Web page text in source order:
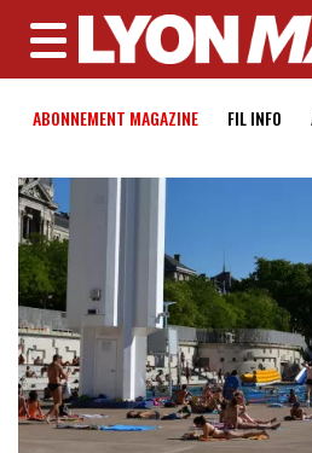
MENU
ABONNEMENT MAGAZINE FIL INFO